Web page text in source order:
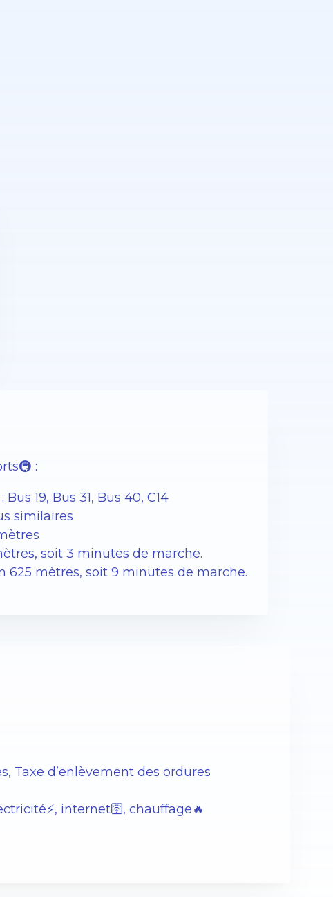
:
19, Bus 31, Bus 40, C14
similaires
soit 3 minutes de marche.
625 mètres, soit 9 minutes de marche.
Taxe d’enlèvement des ordures
internet🛜, chauffage🔥